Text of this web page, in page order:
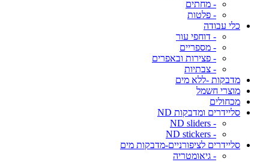
- מחתים
- פלטות
כלי עבודה
- דוחפי עור
- מספריים
- פצירות ובאפרים
- צבתיות
מדבקות -ללא מים
מוצרי חשמל
מכחולים
סליידרים ומדבקות ND
- ND sliders
- ND stickers
סליידרים לציפורניים-מדבקות מים
- גיאומטריה